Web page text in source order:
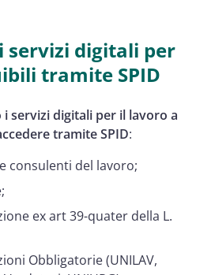
servizi digitali per
tramite SPID
i servizi digitali per il lavoro a
tramite SPID:
consulenti del lavoro;
ex art 39-quater della L.
Obbligatorie (UNILAV,